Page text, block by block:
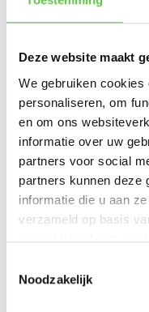
Deze website maakt
We gebruiken
personaliseren, om
en om ons
informatie over uw
partners voor social
partners kunnen deze
informatie die u aan
verzameld op basis
gaat akkoord met
Noodzakelijk
Link Datasheet
Datasheet Binnen Dual-
Productspecificaties
Artikelnummer
SKU
EAN